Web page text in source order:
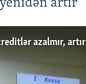
artır
azalmır, artır